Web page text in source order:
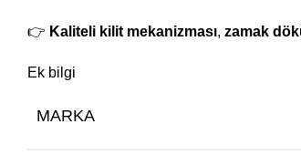
👉 Kaliteli kilit mekanizması, zamak
Ek bilgi
MARKA